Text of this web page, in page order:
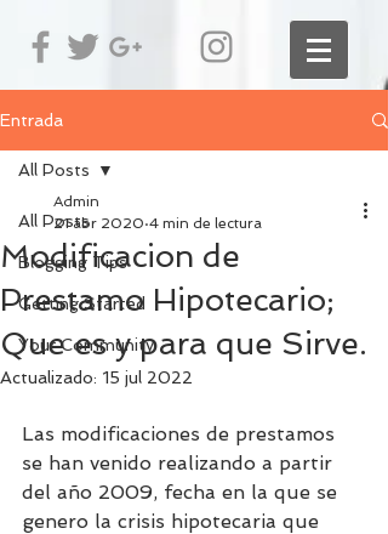
Entrada
All Posts
Blogging Tips
Getting Started
Your Community
All Posts
Modificacion de
Prestamo Hipotecario;
Que es y para que Sirve.
Admin
21 abr 2020 4 min de lectura
Actualizado: 15 jul 2022
Las modificaciones de prestamos
se han venido realizando a partir
del año 2009, fecha en la que se
genero la crisis hipotecaria que